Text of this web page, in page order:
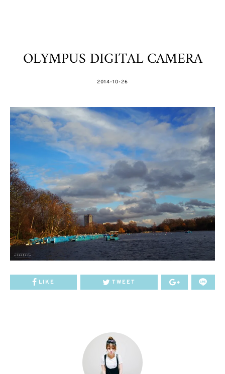
OLYMPUS DIGITAL CAMERA
POSTED
2014-10-26
LIKE TWEET